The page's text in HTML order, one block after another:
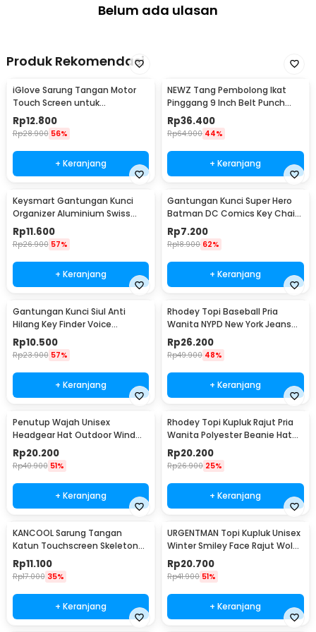
Kelengkapan Produk
Battle Axe - GB6700
Belum ada ulasan
Produk Rekomendasi
iGlove Sarung Tangan Motor
Touch Screen untuk
Smartphone dan Tablet - XT08
Rp12.800
Rp28.900 56%
+ Keranjang
NEWZ Tang Pembolong Ikat
Pinggang 9 Inch Belt Punch
Plier - CA-40
Rp36.400
Rp64.900 44%
+ Keranjang
Keysmart Gantungan Kunci
Organizer Aluminium Swiss
Army Style Size L
Rp11.600
Rp26.900 57%
+ Keranjang
Gantungan Kunci Super Hero
Batman DC Comics Key Chain
Stainless Steel - GB6675
Rp7.200
Rp18.900 62%
+ Keranjang
Gantungan Kunci Siul Anti
Hilang Key Finder Voice
Induction LED - YY-315
Rp10.500
Rp23.900 57%
+ Keranjang
Rhodey Topi Baseball Pria
Wanita NYPD New York Jeans
Polyester Cap - S8R
Rp26.200
Rp49.900 48%
+ Keranjang
Penutup Wajah Unisex
Headgear Hat Outdoor Wind
Mask Balaclava - P01
Rp20.200
Rp40.900 51%
+ Keranjang
Rhodey Topi Kupluk Rajut Pria
Wanita Polyester Beanie Hat
Winter - EC002
Rp20.200
Rp26.900 25%
+ Keranjang
KANCOOL Sarung Tangan
Katun Touchscreen Skeleton
All Size Unisex - YN1168
Rp11.100
Rp17.000 35%
+ Keranjang
URGENTMAN Topi Kupluk Unisex
Winter Smiley Face Rajut Wol
Beanie Hat - NM-DS01
Rp20.700
Rp41.900 51%
+ Keranjang